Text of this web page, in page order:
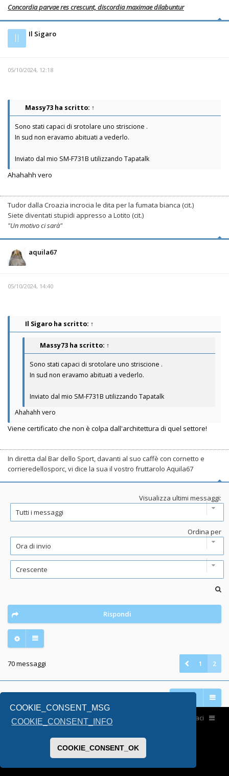
COOKIE_CONSENT_MSG
COOKIE_CONSENT_INFO
COOKIE_CONSENT_OK
Concordia parvae res crescunt, discordia maximae dilabuntur
Il Il Sigaro
05/10/2024, 12:18
Massy73 ha scritto: ↑
Sono stati capaci di srotolare uno striscione .
In sud non eravamo abituati a vederlo.
Inviato dal mio SM-F731B utilizzando Tapatalk
Ahahahh vero
Tudor dalla Croazia incrocia le dita per la fumata bianca (cit.)
Siete diventati stupidi appresso a Lotito (cit.)
"Un motivo ci sarà"
aquila67
05/10/2024, 14:40
Il Sigaro ha scritto: ↑
Massy73 ha scritto: ↑
Sono stati capaci di srotolare uno striscione .
In sud non eravamo abituati a vederlo.
Inviato dal mio SM-F731B utilizzando Tapatalk
Ahahahh vero
Viene certificato che non è colpa dall'architettura di quel settore!
In diretta dal Bar dello Sport, davanti al suo caffè con cornetto e
corrieredellosporc, vi dice la sua il vostro fruttarolo Aquila67
Visualizza ultimi messaggi:
Ordina per
Rispondi
70 messaggi 1 2
Home Contattaci